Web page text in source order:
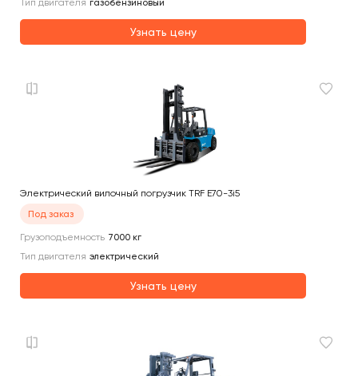
Тип двигателя газобензиновый
Узнать цену
Электрический вилочный погрузчик TRF E70-3i5
Под заказ
Грузоподъемность 7000 кг
Тип двигателя электрический
Узнать цену